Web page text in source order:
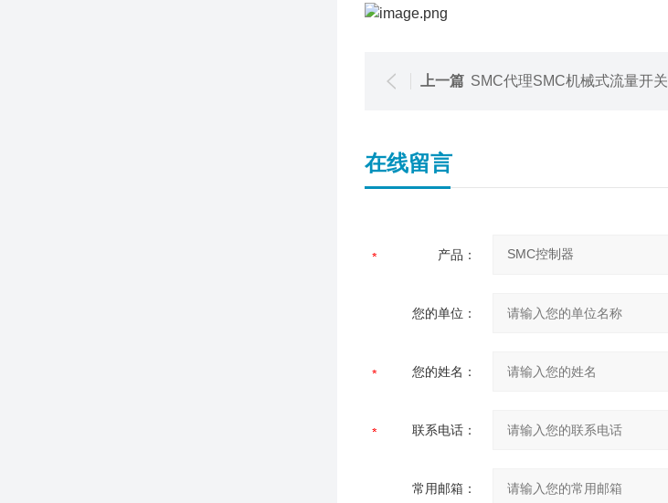
上一篇 SMC代理SMC机械式流量开关
在线留言
产品：
您的单位：
您的姓名：
联系电话：
常用邮箱：